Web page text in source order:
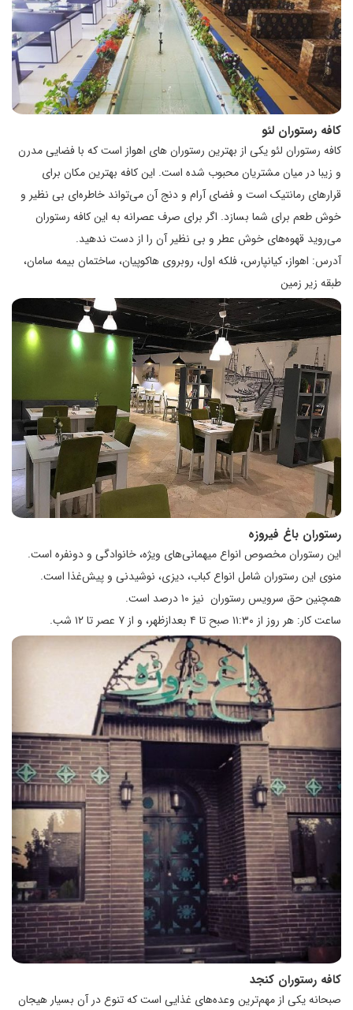
کافه رستوران لئو
کافه رستوران لئو یکی از بهترین رستوران های اهواز است که با فضایی مدرن
و زیبا در میان مشتریان محبوب شده است. این کافه بهترین مکان برای
قرارهای رمانتیک است و فضای آرام و دنج آن می‌تواند خاطره‌ای بی نظیر و
خوش طعم برای شما بسازد. اگر برای صرف عصرانه به این کافه رستوران
می‌روید قهوه‌های خوش عطر و بی نظیر آن را از دست ندهید.
آدرس: اهواز، کیانپارس، فلکه اول، روبروی هاکوپیان، ساختمان بیمه سامان،
طبقه زیر زمین
رستوران باغ فیروزه
این رستوران مخصوص انواع میهمانی‌های ویژه، خانوادگی و دونفره است.
منوی این رستوران شامل انواع کباب، دیزی، نوشیدنی و پیش‌غذا است.
همچنین حق سرویس رستوران نیز ۱۰ درصد است.
ساعت کار: هر روز از ۱۱:۳۰ صبح تا ۴ بعداز‌ظهر، و از ۷ عصر تا ۱۲ شب.
کافه رستوران کنجد
صبحانه یکی از مهم‌ترین وعده‌های غذایی است که تنوع در آن بسیار هیجان